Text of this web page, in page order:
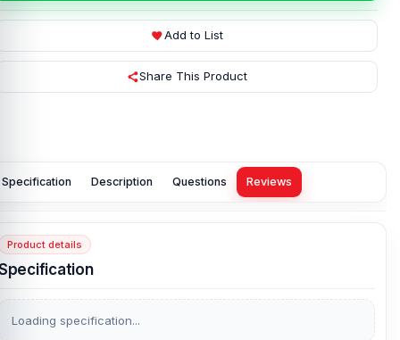
Add to List
Share This Product
Specification Description Questions Reviews
Product details
Loading specification...